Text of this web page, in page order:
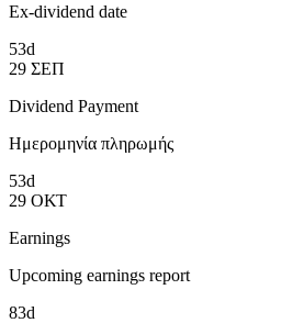
Ex-dividend date
53d
29 ΣΕΠ
Dividend Payment
Ημερομηνία πληρωμής
53d
29 ΟΚΤ
Earnings
Upcoming earnings report
83d